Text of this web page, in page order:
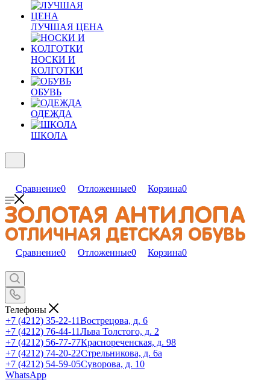
ЛУЧШАЯ ЦЕНА
НОСКИ И
КОЛГОТКИ
ОБУВЬ
ОДЕЖДА
ШКОЛА
Сравнение0 Отложенные0 Корзина0
Сравнение0 Отложенные0 Корзина0
Телефоны
+7 (4212) 35-22-11Вострецова, д. 6
+7 (4212) 76-44-11Льва Толстого, д. 2
+7 (4212) 56-77-77Краснореченская, д. 98
+7 (4212) 74-20-22Стрельникова, д. 6а
+7 (4212) 54-59-05Суворова, д. 10
WhatsApp